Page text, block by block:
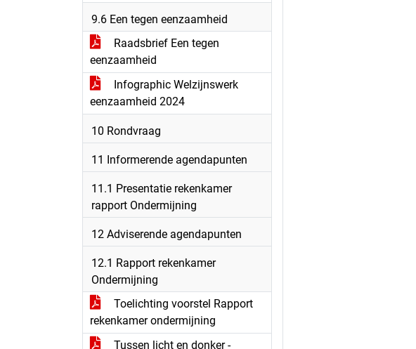
9.6 Een tegen eenzaamheid
Raadsbrief Een tegen
eenzaamheid
Infographic Welzijnswerk
eenzaamheid 2024
10 Rondvraag
11 Informerende agendapunten
11.1 Presentatie rekenkamer
rapport Ondermijning
12 Adviserende agendapunten
12.1 Rapport rekenkamer
Ondermijning
Toelichting voorstel Rapport
rekenkamer ondermijning
Tussen licht en donker -